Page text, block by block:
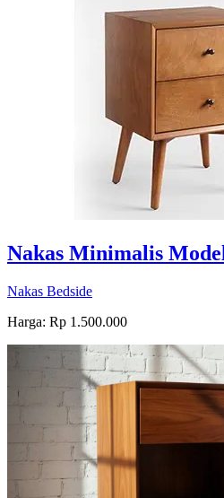
Nakas Minimalis
Nakas Bedside
Harga: Rp 1.500.000